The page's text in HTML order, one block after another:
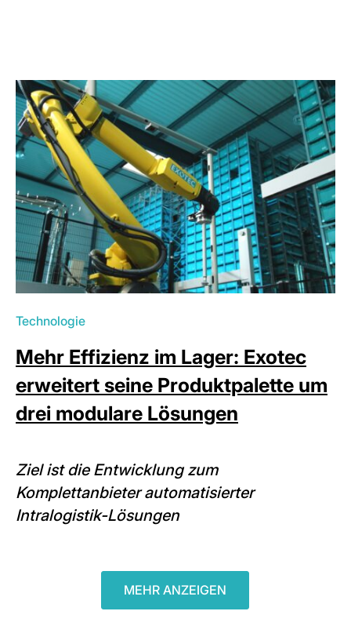
Technologie
Mehr Effizienz im Lager: Exotec
erweitert seine Produktpalette um
drei modulare Lösungen
Ziel ist die Entwicklung zum
Komplettanbieter automatisierter
Intralogistik-Lösungen
MEHR ANZEIGEN